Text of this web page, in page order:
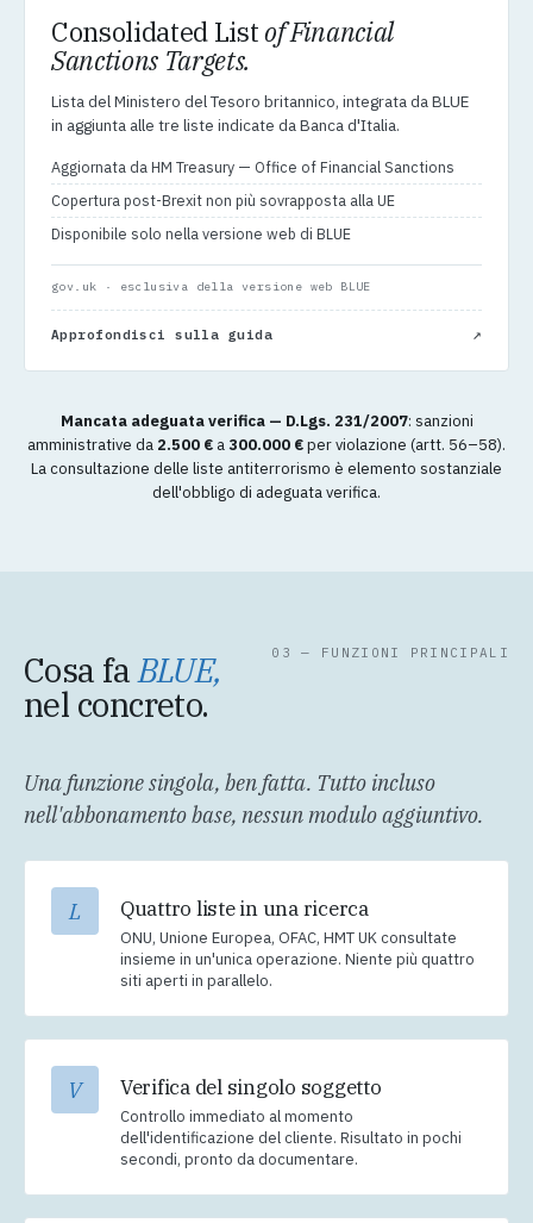
Consolidated Listof Financial
Sanctions Targets.
Lista del Ministero del Tesoro britannico, integrata da BLUE
in aggiunta alle tre liste indicate da Banca d'Italia.
Aggiornata da HM Treasury — Office of Financial Sanctions
Copertura post-Brexit non più sovrapposta alla UE
Disponibile solo nella versione web di BLUE
gov.uk · esclusiva della versione web BLUE
Approfondisci sulla guida ↗
Mancata adeguata verifica — D.Lgs. 231/2007: sanzioni
amministrative da 2.500 € a300.000 €per violazione (artt. 56–58).
La consultazione delle liste antiterrorismo è elemento sostanziale
dell'obbligo di adeguata verifica.
Cosa faBLUE,
nel concreto.
03 — FUNZIONI PRINCIPALI
Una funzione singola, ben fatta. Tutto incluso
nell'abbonamento base, nessun modulo aggiuntivo.
L Quattro liste in una ricerca
ONU, Unione Europea, OFAC, HMT UK consultate
insieme in un'unica operazione. Niente più quattro
siti aperti in parallelo.
V Verifica del singolo soggetto
Controllo immediato al momento
dell'identificazione del cliente. Risultato in pochi
secondi, pronto da documentare.